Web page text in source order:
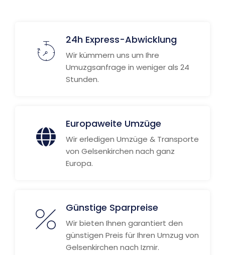
24h Express-Abwicklung
Wir kümmern uns um Ihre
Umuzgsanfrage in weniger als 24
Stunden.
Europaweite Umzüge
Wir erledigen Umzüge & Transporte
von Gelsenkirchen nach ganz
Europa.
Günstige Sparpreise
Wir bieten Ihnen garantiert den
günstigen Preis für Ihren Umzug von
Gelsenkirchen nach Izmir.